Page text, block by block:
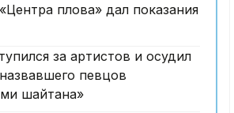
плова» дал показания
за артистов и осудил
певцов
шайтана»